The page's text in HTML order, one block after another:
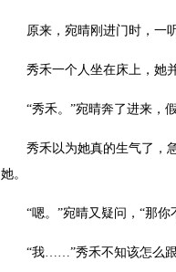
原来，宛晴刚进门时，一听
秀禾一个人坐在床上，她并
“秀禾。”宛晴奔了进来，假
秀禾以为她真的生气了，急
她。
“嗯。”宛晴又疑问，“那你
“我……”秀禾不知该怎么跟她